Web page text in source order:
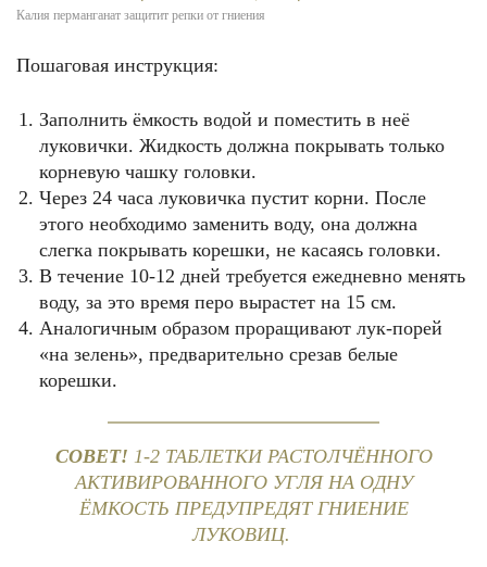
Калия перманганат защитит репки от гниения
Пошаговая инструкция:
Заполнить ёмкость водой и поместить в неё
луковички. Жидкость должна покрывать только
корневую чашку головки.
Через 24 часа луковичка пустит корни. После
этого необходимо заменить воду, она должна
слегка покрывать корешки, не касаясь головки.
В течение 10-12 дней требуется ежедневно менять
воду, за это время перо вырастет на 15 см.
Аналогичным образом проращивают лук-порей
«на зелень», предварительно срезав белые
корешки.
СОВЕТ! 1-2 ТАБЛЕТКИ РАСТОЛЧЁННОГО
АКТИВИРОВАННОГО УГЛЯ НА ОДНУ
ЁМКОСТЬ ПРЕДУПРЕДЯТ ГНИЕНИЕ
ЛУКОВИЦ.